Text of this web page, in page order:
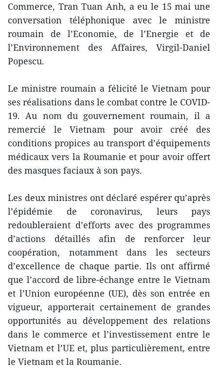
Commerce, Tran Tuan Anh, a eu le 15 mai une
conversation téléphonique avec le ministre
roumain de l’Economie, de l’Energie et de
l’Environnement des Affaires, Virgil-Daniel
Popescu.
Le ministre roumain a félicité le Vietnam pour
ses réalisations dans le combat contre le COVID-
19. Au nom du gouvernement roumain, il a
remercié le Vietnam pour avoir créé des
conditions propices au transport d’équipements
médicaux vers la Roumanie et pour avoir offert
des masques faciaux à son pays.
Les deux ministres ont déclaré espérer qu’après
l’épidémie de coronavirus, leurs pays
redoubleraient d’efforts avec des programmes
d’actions détaillés afin de renforcer leur
coopération, notamment dans les secteurs
d’excellence de chaque partie. Ils ont affirmé
que l’accord de libre-échange entre le Vietnam
et l’Union européenne (UE), dès son entrée en
vigueur, apporterait certainement de grandes
opportunités au développement des relations
dans le commerce et l’investissement entre le
Vietnam et l’UE et, plus particulièrement, entre
le Vietnam et la Roumanie.